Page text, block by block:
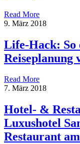
Read More
9. März 2018
Life-Hack: So
Reiseplanung
Read More
7. März 2018
Hotel- &
Luxushotel
Restaurant